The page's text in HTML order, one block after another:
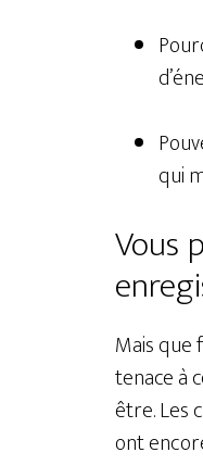
qui
Vous
Mais que
tenace à
être. Les
ont